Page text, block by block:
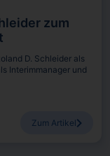
zum
D. Schleider als
Interimmanager und
Zum Artikel